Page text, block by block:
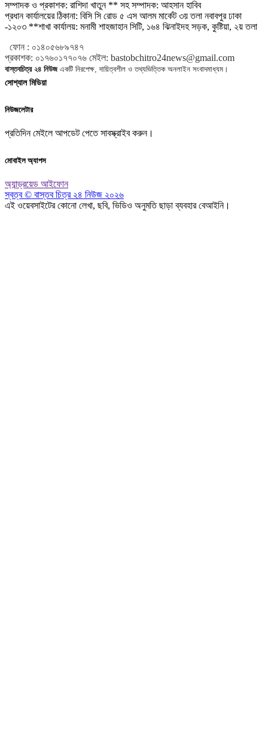
সম্পাদক ও প্রকাশক: রাশিদা খাতুন ** সহ সম্পাদক: আহসান হাবিব
প্রধান কার্যালয়ের ঠিকানা: বিসি সি রোড ৫ এস আলম মার্কেট ৩য় তলা নবাবপুর ঢাকা
-১২০৩ **শাখা কার্যালয়: মনামী শাহজাহান সিটি, ১৬৪ ঝিনাইদহ সড়ক, কুষ্টিয়া, ২য় তলা
ফোন : ০১৪০৫৬৮৯৭৪৭
প্রকাশক: ০১৭৬০১৭৭০৭৬ মেইল: bastobchitro24news@gmail.com
বাস্তবচিত্র ২৪ নিউজএকটি নিরপেক্ষ, দায়িত্বশীল ও তথ্যভিত্তিক অনলাইন সংবাদমাধ্যম।
সোশ্যাল মিডিয়া
নিউজলেটার
প্রতিদিন মেইলে আপডেট পেতে সাবস্ক্রাইব করুন।
মোবাইল অ্যাপস
অ্যান্ড্রয়েড আইফোন
স্বত্ব © বাস্তব চিত্র ২৪ নিউজ ২০২৬
এই ওয়েবসাইটের কোনো লেখা, ছবি, ভিডিও অনুমতি ছাড়া ব্যবহার বেআইনি।